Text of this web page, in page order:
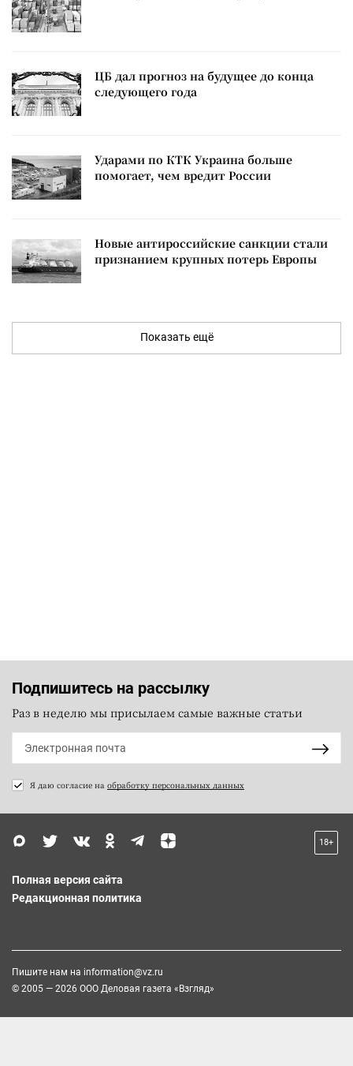
ЦБ дал прогноз на будущее до конца
следующего года
Ударами по КТК Украина больше
помогает, чем вредит России
Новые антироссийские санкции стали
признанием крупных потерь Европы
Показать ещё
Подпишитесь на рассылку
Раз в неделю мы присылаем самые важные статьи
Я даю согласие на обработку персональных данных
18+
Полная версия сайта
Редакционная политика
Пишите нам на information@vz.ru
© 2005 — 2026 ООО Деловая газета «Взгляд»